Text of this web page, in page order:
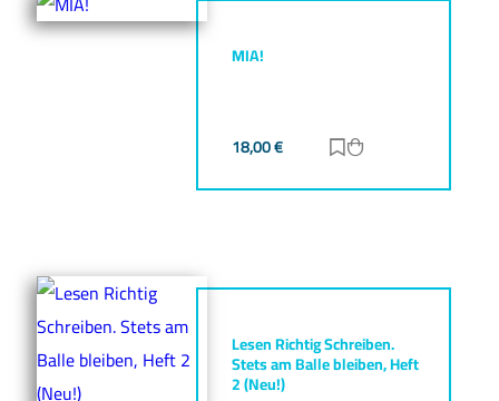
MIA!
18,00€ Zur Merkliste
Lesen Richtig Schreiben.
Stets am Balle bleiben, Heft
2 (Neu!)